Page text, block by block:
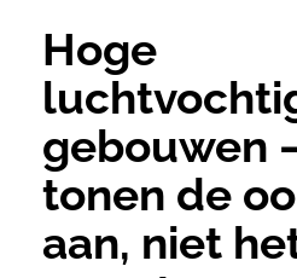
Hoge
gebouwen
tonen de
aan, niet